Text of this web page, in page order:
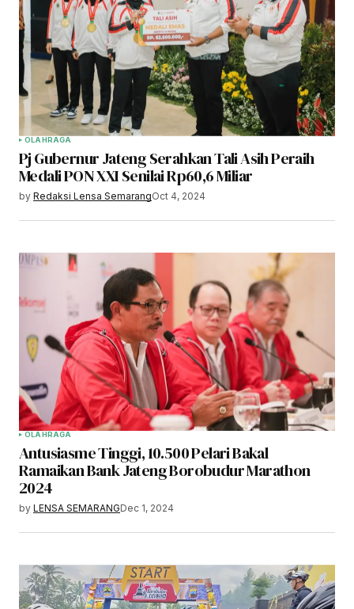
OLAHRAGA
Pj Gubernur Jateng Serahkan Tali Asih Peraih
Medali PON XXI Senilai Rp60,6 Miliar
by Redaksi Lensa SemarangOct 4, 2024
OLAHRAGA
Antusiasme Tinggi, 10.500 Pelari Bakal
Ramaikan Bank Jateng Borobudur Marathon
2024
by LENSA SEMARANGDec 1, 2024